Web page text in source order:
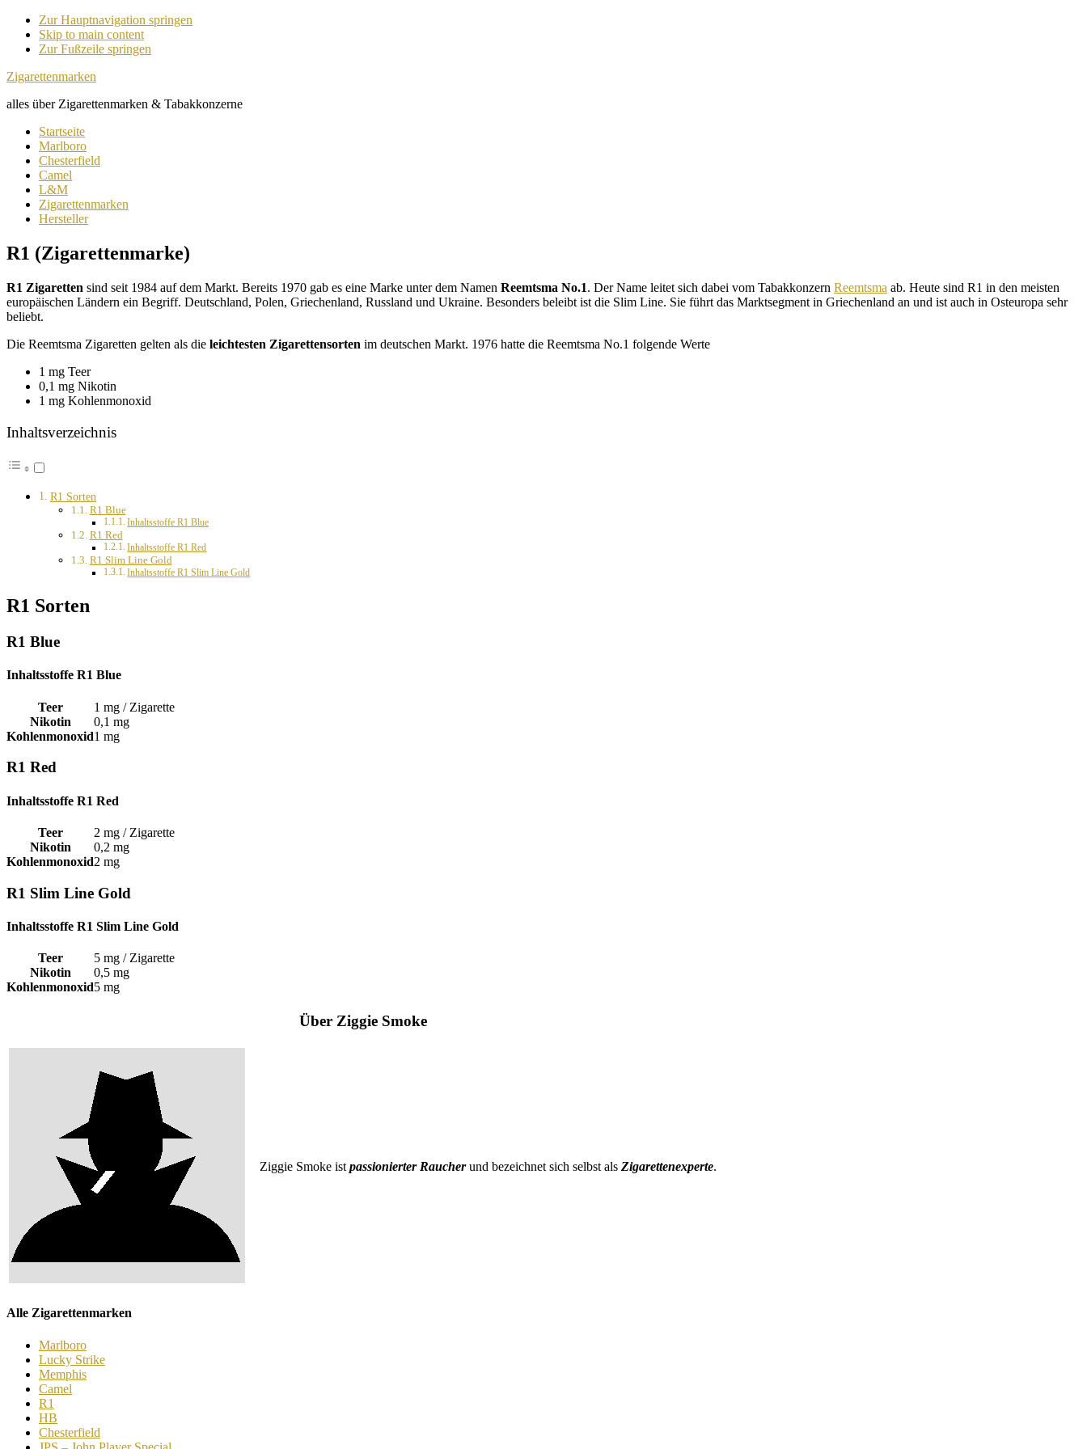
Zur Hauptnavigation springen
Skip to main content
Zur Fußzeile springen
Zigarettenmarken
alles über Zigarettenmarken & Tabakkonzerne
Startseite
Marlboro
Chesterfield
Camel
L&M
Zigarettenmarken
Hersteller
R1 (Zigarettenmarke)
R1 Zigaretten sind seit 1984 auf dem Markt. Bereits 1970 gab es eine Marke unter dem Namen Reemtsma No.1. Der Name leitet sich dabei vom Tabakkonzern Reemtsma ab. Heute sind R1 in den meisten
europäischen Ländern ein Begriff. Deutschland, Polen, Griechenland, Russland und Ukraine. Besonders beleibt ist die Slim Line. Sie führt das Marktsegment in Griechenland an und ist auch in Osteuropa sehr
beliebt.
Die Reemtsma Zigaretten gelten als die leichtesten Zigarettensorten im deutschen Markt. 1976 hatte die Reemtsma No.1 folgende Werte
1 mg Teer
0,1 mg Nikotin
1 mg Kohlenmonoxid
Inhaltsverzeichnis
R1 Sorten
R1 Blue
Inhaltsstoffe R1 Blue
R1 Red
Inhaltsstoffe R1 Red
R1 Slim Line Gold
Inhaltsstoffe R1 Slim Line Gold
R1 Sorten
R1 Blue
Inhaltsstoffe R1 Blue
Teer
1 mg / Zigarette
Nikotin
0,1 mg
Kohlenmonoxid1 mg
R1 Red
Inhaltsstoffe R1 Red
Teer
2 mg / Zigarette
Nikotin
0,2 mg
Kohlenmonoxid2 mg
R1 Slim Line Gold
Inhaltsstoffe R1 Slim Line Gold
Teer
5 mg / Zigarette
Nikotin
0,5 mg
Kohlenmonoxid5 mg
Über Ziggie Smoke
Ziggie Smoke ist passionierter Raucherund bezeichnet sich selbst als Zigarettenexperte.
Alle Zigarettenmarken
Marlboro
Lucky Strike
Memphis
Camel
R1
HB
Chesterfield